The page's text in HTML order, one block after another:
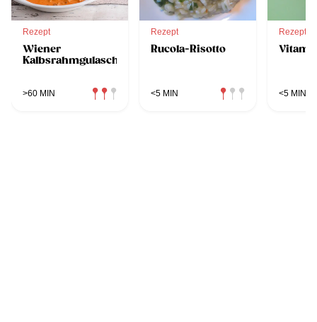
Rezept
Wiener
Kalbsrahmgulasch
>60 MIN
Rezept
Rucola-Risotto
<5 MIN
Rezept
<5 MIN